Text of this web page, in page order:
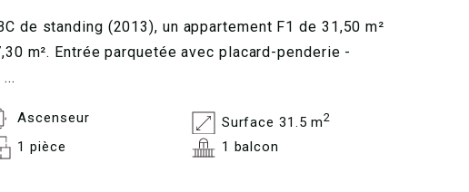
de standing (2013), un appartement F1 de 31,50 m²
m². Entrée parquetée avec placard-penderie -
Ascenseur Surface 31.5 m2
1 pièce
1 balcon